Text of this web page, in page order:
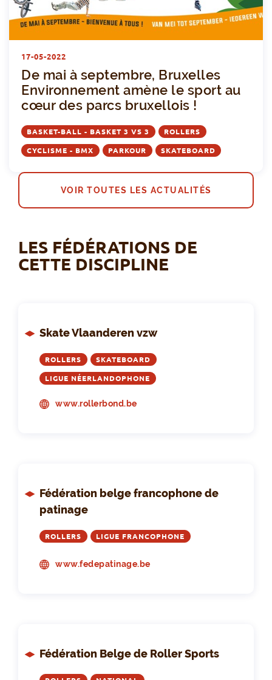
17-05-2022
De mai à septembre, Bruxelles
Environnement amène le sport au
cœur des parcs bruxellois !
BASKET-BALL - BASKET 3 VS 3 ROLLERS
CYCLISME - BMX PARKOUR SKATEBOARD
VOIR TOUTES LES ACTUALITÉS
LES FÉDÉRATIONS DE
CETTE DISCIPLINE
Skate Vlaanderen vzw
ROLLERS SKATEBOARD
LIGUE NÉERLANDOPHONE
www.rollerbond.be
Fédération belge francophone de
patinage
ROLLERS LIGUE FRANCOPHONE
www.fedepatinage.be
Fédération Belge de Roller Sports